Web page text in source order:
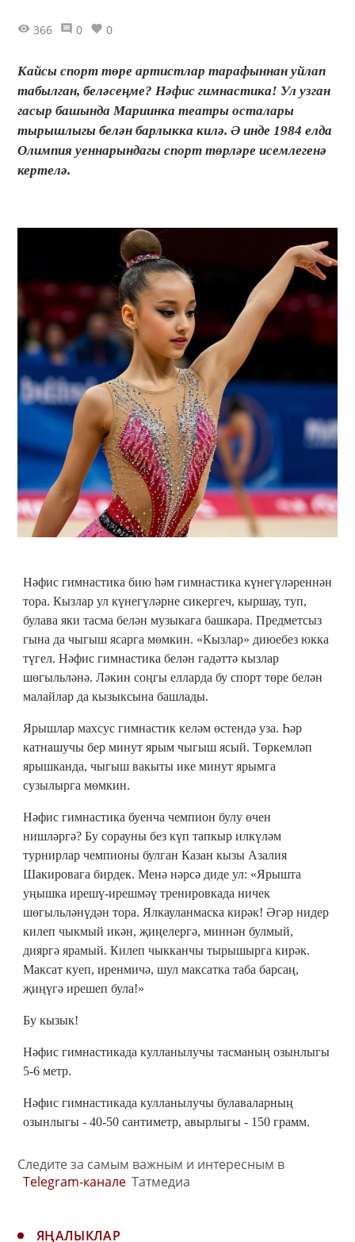
366 0 0
Кайсы спорт төре артистлар тарафыннан уйлап
табылган, беләсеңме? Нәфис гимнастика! Ул узган
гасыр башында Мариинка театры осталары
тырышлыгы белән барлыкка килә. Ә инде 1984 елда
Олимпия уеннарындагы спорт төрләре исемлегенә
кертелә.
Нәфис гимнастика бию һәм гимнастика күнегүләреннән
тора. Кызлар ул күнегүләрне сикергеч, кыршау, туп,
булава яки тасма белән музыкага башкара. Предметсыз
гына да чыгыш ясарга мөмкин. «Кызлар» диюебез юкка
түгел. Нәфис гимнастика белән гадәттә кызлар
шөгыльләнә. Ләкин соңгы елларда бу спорт төре белән
малайлар да кызыксына башлады.
Ярышлар махсус гимнастик келәм өстендә уза. Һәр
катнашучы бер минут ярым чыгыш ясый. Төркемләп
ярышканда, чыгыш вакыты ике минут ярымга
сузылырга мөмкин.
Нәфис гимнастика буенча чемпион булу өчен
нишләргә? Бу сорауны без күп тапкыр илкүләм
турнирлар чемпионы булган Казан кызы Азалия
Шакировага бирдек. Менә нәрсә диде ул: «Ярышта
уңышка ирешү-ирешмәү тренировкада ничек
шөгыльләнүдән тора. Ялкауланмаска кирәк! Әгәр нидер
килеп чыкмый икән, җиңелергә, миннән булмый,
дияргә ярамый. Килеп чыкканчы тырышырга кирәк.
Максат куеп, иренмичә, шул максатка таба барсаң,
җиңүгә ирешеп була!»
Бу кызык!
Нәфис гимнастикада кулланылучы тасманың озынлыгы
5-6 метр.
Нәфис гимнастикада кулланылучы булаваларның
озынлыгы - 40-50 сантиметр, авырлыгы - 150 грамм.
Следите за самым важным и интересным в
Telegram-канале Татмедиа
ЯҢАЛЫКЛАР